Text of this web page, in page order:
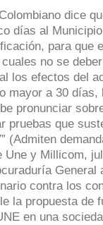
dice
días al
para que
no se
los efectos del
mayor a 30 días,
pronunciar
pruebas que
(Admiten
Une y Millicom,
General
contra los
la propuesta de
en una